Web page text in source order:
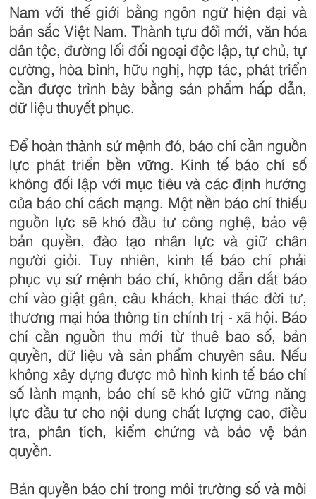
Nam với thế giới bằng ngôn ngữ hiện đại và
bản sắc Việt Nam. Thành tựu đổi mới, văn hóa
dân tộc, đường lối đối ngoại độc lập, tự chủ, tự
cường, hòa bình, hữu nghị, hợp tác, phát triển
cần được trình bày bằng sản phẩm hấp dẫn,
dữ liệu thuyết phục.
Để hoàn thành sứ mệnh đó, báo chí cần nguồn
lực phát triển bền vững. Kinh tế báo chí số
không đối lập với mục tiêu và các định hướng
của báo chí cách mạng. Một nền báo chí thiếu
nguồn lực sẽ khó đầu tư công nghệ, bảo vệ
bản quyền, đào tạo nhân lực và giữ chân
người giỏi. Tuy nhiên, kinh tế báo chí phải
phục vụ sứ mệnh báo chí, không dẫn dắt báo
chí vào giật gân, câu khách, khai thác đời tư,
thương mại hóa thông tin chính trị - xã hội. Báo
chí cần nguồn thu mới từ thuê bao số, bản
quyền, dữ liệu và sản phẩm chuyên sâu. Nếu
không xây dựng được mô hình kinh tế báo chí
số lành mạnh, báo chí sẽ khó giữ vững năng
lực đầu tư cho nội dung chất lượng cao, điều
tra, phân tích, kiểm chứng và bảo vệ bản
quyền.
Bản quyền báo chí trong môi trường số và môi